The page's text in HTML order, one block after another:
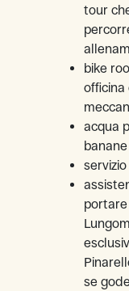
tour
bike
officina
acqua
se